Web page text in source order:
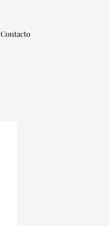
Contacto